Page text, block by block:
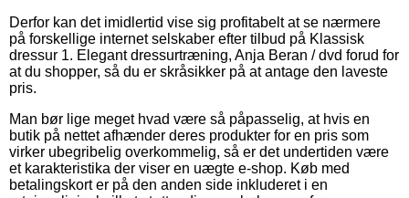
Derfor kan det imidlertid vise sig profitabelt at se nærmere
på forskellige internet selskaber efter tilbud på Klassisk
dressur 1. Elegant dressurtræning, Anja Beran / dvd forud for
at du shopper, så du er skråsikker på at antage den laveste
pris.
Man bør lige meget hvad være så påpasselig, at hvis en
butik på nettet afhænder deres produkter for en pris som
virker ubegribelig overkommelig, så er det undertiden være
et karakteristika der viser en uægte e-shop. Køb med
betalingskort er på den anden side inkluderet i en